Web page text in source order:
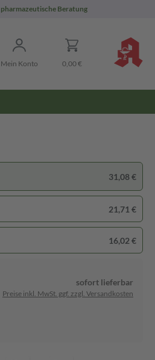
pharmazeutische Beratung
Mein Konto 0,00 €
31,08 €
21,71 €
16,02 €
sofort lieferbar
Preise inkl. MwSt. ggf. zzgl. Versandkosten